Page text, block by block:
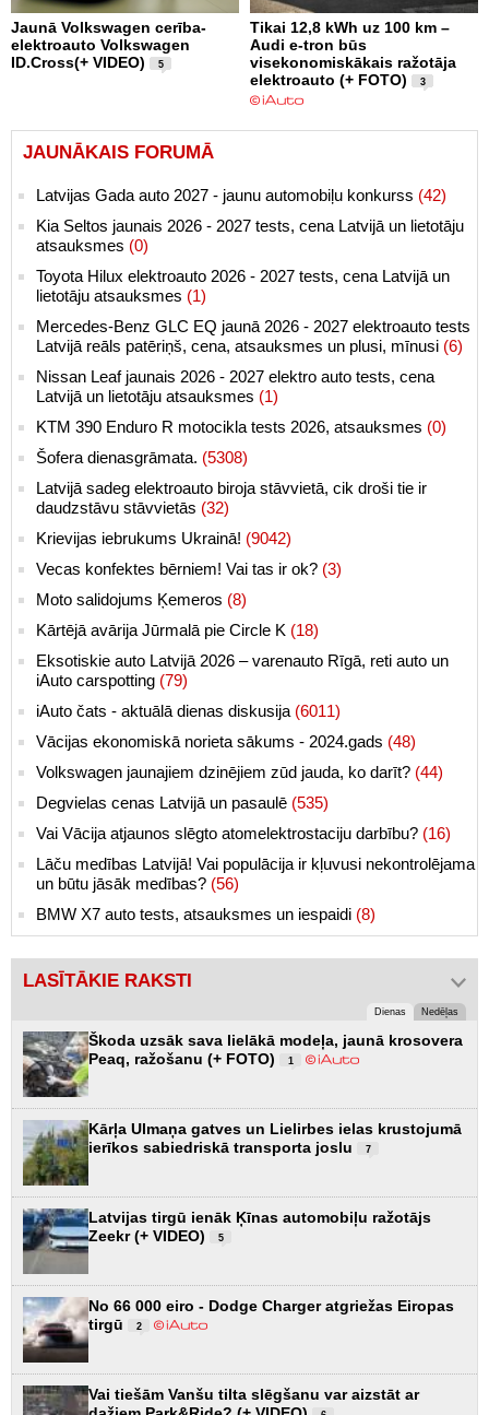
Jaunā Volkswagen cerība-
elektroauto Volkswagen
ID.Cross(+ VIDEO)
5
Tikai 12,8 kWh uz 100 km –
Audi e-tron būs
visekonomiskākais ražotāja
elektroauto (+ FOTO)
3
JAUNĀKAIS FORUMĀ
Latvijas Gada auto 2027 - jaunu automobiļu konkurss (42)
Kia Seltos jaunais 2026 - 2027 tests, cena Latvijā un lietotāju
atsauksmes (0)
Toyota Hilux elektroauto 2026 - 2027 tests, cena Latvijā un
lietotāju atsauksmes (1)
Mercedes-Benz GLC EQ jaunā 2026 - 2027 elektroauto tests
Latvijā reāls patēriņš, cena, atsauksmes un plusi, mīnusi (6)
Nissan Leaf jaunais 2026 - 2027 elektro auto tests, cena
Latvijā un lietotāju atsauksmes (1)
KTM 390 Enduro R motocikla tests 2026, atsauksmes (0)
Šofera dienasgrāmata. (5308)
Latvijā sadeg elektroauto biroja stāvvietā, cik droši tie ir
daudzstāvu stāvvietās (32)
Krievijas iebrukums Ukrainā! (9042)
Vecas konfektes bērniem! Vai tas ir ok? (3)
Moto salidojums Ķemeros (8)
Kārtējā avārija Jūrmalā pie Circle K (18)
Eksotiskie auto Latvijā 2026 – varenauto Rīgā, reti auto un
iAuto carspotting (79)
iAuto čats - aktuālā dienas diskusija (6011)
Vācijas ekonomiskā norieta sākums - 2024.gads (48)
Volkswagen jaunajiem dzinējiem zūd jauda, ko darīt? (44)
Degvielas cenas Latvijā un pasaulē (535)
Vai Vācija atjaunos slēgto atomelektrostaciju darbību? (16)
Lāču medības Latvijā! Vai populācija ir kļuvusi nekontrolējama
un būtu jāsāk medības? (56)
BMW X7 auto tests, atsauksmes un iespaidi (8)
LASĪTĀKIE RAKSTI
Dienas Nedēļas
Škoda uzsāk sava lielākā modeļa, jaunā krosovera
Peaq, ražošanu (+ FOTO)
1
Kārļa Ulmaņa gatves un Lielirbes ielas krustojumā
ierīkos sabiedriskā transporta joslu
7
Latvijas tirgū ienāk Ķīnas automobiļu ražotājs
Zeekr (+ VIDEO)
5
No 66 000 eiro - Dodge Charger atgriežas Eiropas
tirgū
2
Vai tiešām Vanšu tilta slēgšanu var aizstāt ar